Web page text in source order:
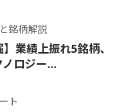
銘柄解説
業績上振れ5銘柄、
ロジー...
ト